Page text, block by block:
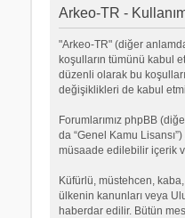
Arkeo-TR -
"Arkeo-TR" (diğer
koşulların tümünü kabul
düzenli olarak bu
değişiklikleri de kabul
Forumlarımız phpBB
da “Genel Kamu Lisansı”)
müsaade edilebilir içerik
Küfürlü, müstehcen,
ülkenin kanunları veya
haberdar edilir. Bütün